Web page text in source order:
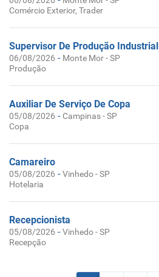
Comércio Exterior, Trader
Supervisor De Produção Industrial
06/08/2026 - Monte Mor - SP
Produção
Auxiliar De Serviço De Copa
05/08/2026 - Campinas - SP
Copa
Camareiro
05/08/2026 -Vinhedo - SP
Hotelaria
Recepcionista
05/08/2026 -Vinhedo - SP
Recepção